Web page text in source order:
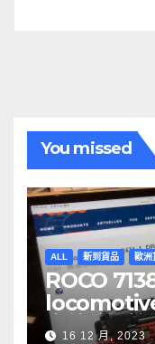
You missed
ALL 新到貨品 歐洲
ROCO
音效噴煙機
16 12 月, 2023